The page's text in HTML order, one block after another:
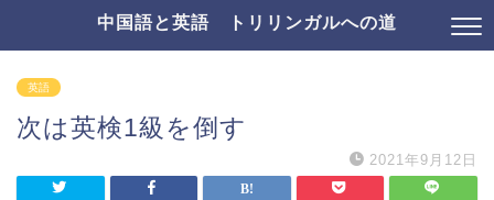
中国語と英語 トリリンガルへの道
英語
次は英検1級を倒す
2021年9月12日